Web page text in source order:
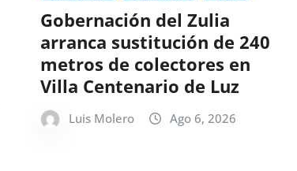
Gobernación del Zulia
arranca sustitución de 240
metros de colectores en
Villa Centenario de Luz
Luis Molero Ago 6, 2026